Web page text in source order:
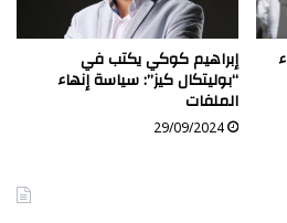
إبراهيم كوكي يكتب في
“بوليتكال كيز”: سياسة إنهاء
الملفات
29/09/2024